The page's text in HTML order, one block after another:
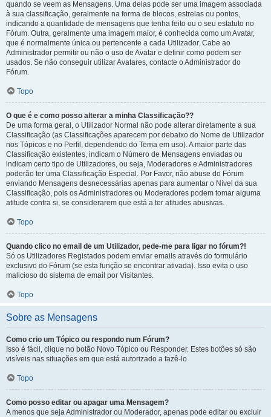
quando se veem as Mensagens. Uma delas pode ser uma imagem associada
à sua classificação, geralmente na forma de blocos, estrelas ou pontos,
indicando a quantidade de mensagens que tenha feito ou o seu estatuto no
Fórum. Outra, geralmente uma imagem maior, é conhecida como um Avatar,
que é normalmente única ou pertencente a cada Utilizador. Cabe ao
Administrador permitir ou não o uso de Avatar e definir como podem ser
usados. Se não conseguir utilizar Avatares, contacte o Administrador do
Fórum.
Topo
O que é e como posso alterar a minha Classificação??
De uma forma geral, o Utilizador Normal não pode alterar diretamente a sua
Classificação (as Classificações aparecem por debaixo do Nome de Utilizador
nos Tópicos e no Perfil, dependendo do Tema em uso). A maior parte das
Classificação existentes, indicam o Número de Mensagens enviadas ou
indicam certo tipo de Utilizadores, ou seja, Moderadores e Administradores
poderão ter uma Classificação Especial. Por Favor, não abuse do Fórum
enviando Mensagens desnecessárias apenas para aumentar o Nível da sua
Classificação, pois os Administradores ou Moderadores podem tomar alguma
atitude contra si, se considerarem que está a ter atitudes abusivas.
Topo
Quando clico no email de um Utilizador, pede-me para ligar no fórum?!
Só os Utilizadores Registados podem enviar emails através do formulário
exclusivo do Fórum (se esta função se encontrar ativada). Isso evita o uso
malicioso do sistema de email por Visitantes.
Topo
Sobre as Mensagens
Como crio um Tópico ou respondo num Fórum?
Isso é fácil, clique no botão Novo Tópico ou Responder. Estes botões só são
visíveis nas situações em que está autorizado a fazê-lo.
Topo
Como posso editar ou apagar uma Mensagem?
A menos que seja Administrador ou Moderador, apenas pode editar ou excluir